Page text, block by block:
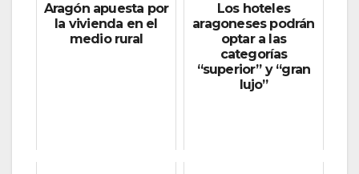
Aragón apuesta por
la vivienda en el
medio rural
Los hoteles
aragoneses podrán
optar a las
categorías
“superior” y “gran
lujo”